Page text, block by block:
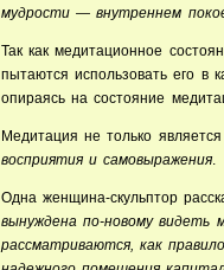
мудрости — внутреннем
Так как медитационное
пытаются использовать его в
опираясь на состояние
Медитация не только
восприятия и самовыражения.
Одна женщина-скульптор
вынуждена по-новому
рассматриваются, как